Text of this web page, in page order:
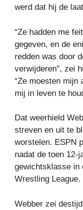
werd dat hij de
“Ze hadden me
gegeven, en de
redden was door
verwijderen”, zei
“Ze moesten mijn
mij in leven te
Dat weerhield
streven en uit te
worstelen. ESPN
nadat de toen 12-
gewichtsklasse in
Wrestling League.
Webber zei